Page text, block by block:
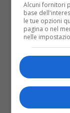
Alcuni fornitori
base
le tue opzioni
pagina o nel
nelle